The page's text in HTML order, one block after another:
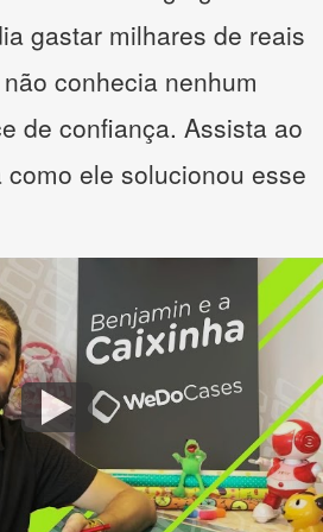
gastar milhares de reais
conhecia nenhum
de confiança. Assista ao
ele solucionou esse